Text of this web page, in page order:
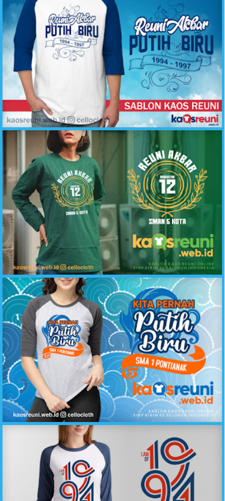
Kaos Reuni Lengan Panjang Hijau Botol SMA 5 Kota - Kaos Reuni
Kaos Reuni Kita Pernah Putih Biru SMA 1 Pontianak - Kaos Reuni